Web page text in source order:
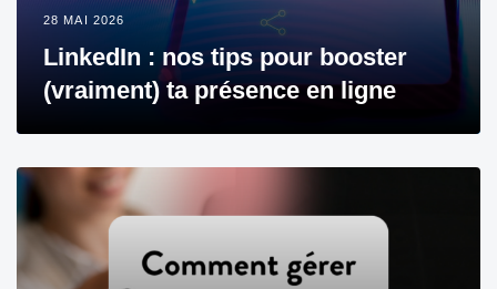
28 MAI 2026
LinkedIn : nos tips pour booster
(vraiment) ta présence en ligne